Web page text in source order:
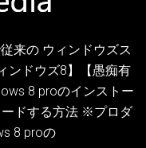
来の ウィンドウズス
ンドウズ8】【愚痴有
8 proのインストー
ードする方法 ※プロダ
8 proの